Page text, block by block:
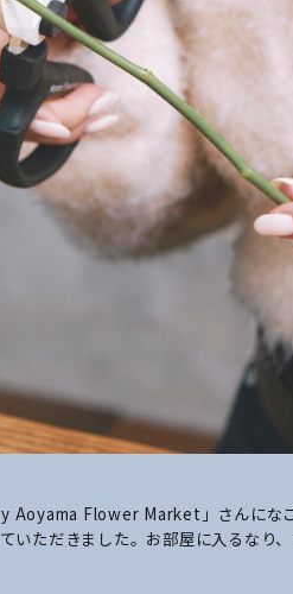
Aoyama Flower Market」さんにな
いただきました。お部屋に入るなり